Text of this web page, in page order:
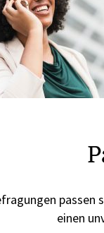
passen
einen